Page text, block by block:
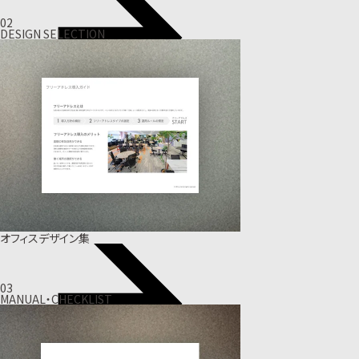
02
DESIGN SELECTION
オフィスデザイン集
03
MANUAL・CHECKLIST